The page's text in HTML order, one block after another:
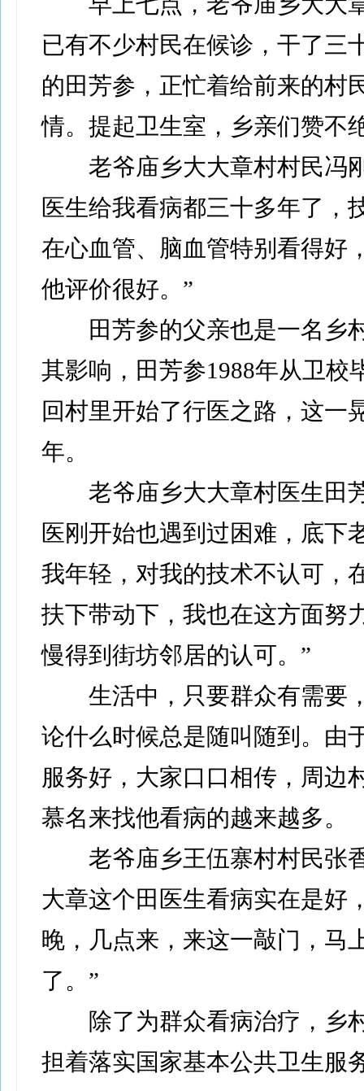
已有不少村民在候诊，干了三
的田芳参，正忙着给前来的村
情。提起卫生室，乡亲们赞不
老爷庙乡大大章村村民冯
医生给我看病都三十多年了，
在心血管、脑血管特别看得好
他评价很好。”
田芳参的父亲也是一名乡
其影响，田芳参1988年从卫校
回村里开始了行医之路，这一
年。
老爷庙乡大大章村医生田
医刚开始也遇到过困难，底下
我年轻，对我的技术不认可，
扶下带动下，我也在这方面努
慢得到街坊邻居的认可。”
生活中，只要群众有需要
论什么时候总是随叫随到。由
服务好，大家口口相传，周边
慕名来找他看病的越来越多。
老爷庙乡王伍寨村村民张
大章这个田医生看病实在是好
晚，几点来，来这一敲门，马
了。”
除了为群众看病治疗，乡
担着落实国家基本公共卫生服